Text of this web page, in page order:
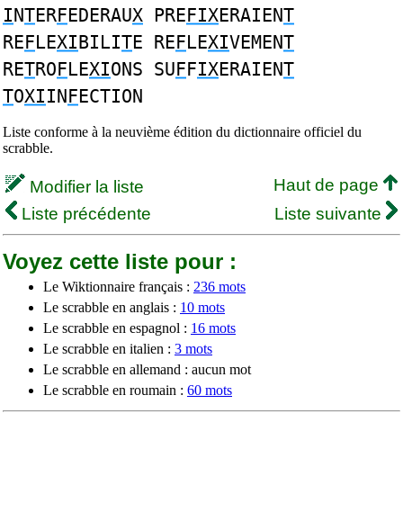
INTERFEDERAUX PREFIXERAIENT
REFLEXIBILITE REFLEXIVEMENT
RETROFLEXIONS SUFFIXERAIENT
TOXIINFECTION
Liste conforme à la neuvième édition du dictionnaire officiel du
scrabble.
Modifier la liste
Haut de page
Liste précédente
Liste suivante
Voyez cette liste pour :
Le Wiktionnaire français : 236 mots
Le scrabble en anglais : 10 mots
Le scrabble en espagnol : 16 mots
Le scrabble en italien : 3 mots
Le scrabble en allemand : aucun mot
Le scrabble en roumain : 60 mots